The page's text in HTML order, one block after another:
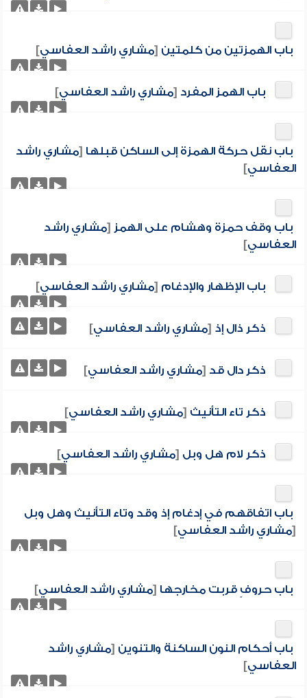
باب الهمزتين من كلمتين [مشاري راشد العفاسي]
باب الهمز المفرد [مشاري راشد العفاسي]
باب نقل حركة الهمزة إلى الساكن قبلها [مشاري راشد
العفاسي]
باب وقف حمزة وهشام على الهمز [مشاري راشد
العفاسي]
باب الإظهار والإدغام [مشاري راشد العفاسي]
ذكر ذال إذ [مشاري راشد العفاسي]
ذكر دال قد [مشاري راشد العفاسي]
ذكر تاء التأنيث [مشاري راشد العفاسي]
ذكر لام هل وبل [مشاري راشد العفاسي]
باب اتفاقهم في إدغام إذ وقد وتاء التأنيث وهل وبل
[مشاري راشد العفاسي]
باب حروفٍ قربت مخارجها [مشاري راشد العفاسي]
باب أحكام النون الساكنة والتنوين [مشاري راشد
العفاسي]